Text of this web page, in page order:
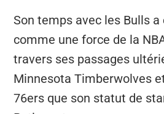
Son temps avec les Bulls
comme une force de la
travers ses passages
Minnesota Timberwolves
76ers que son statut de